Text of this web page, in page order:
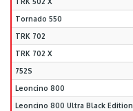
Tornado 550
TRK 702
TRK 702 X
752S
Leoncino 800
Leoncino 800 Ultra Black Edition